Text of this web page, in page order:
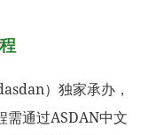
）独家承办，
需通过ASDAN中文